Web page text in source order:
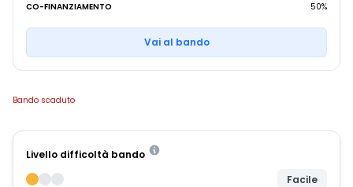
CO-FINANZIAMENTO 50%
Vai al bando
Bando scaduto
Livello difficoltà bando
Facile